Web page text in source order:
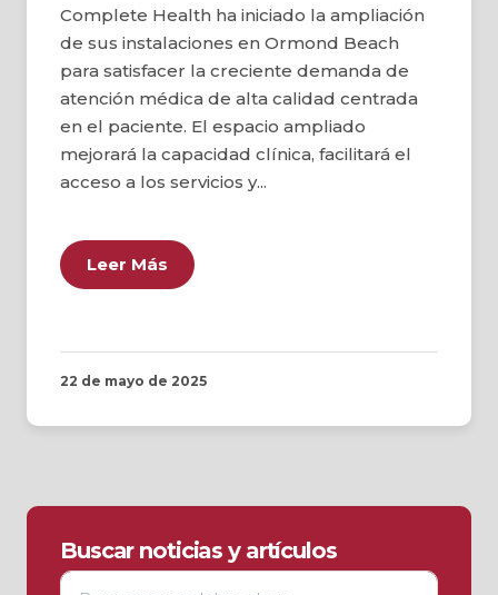
Complete Health ha iniciado la ampliación
de sus instalaciones en Ormond Beach
para satisfacer la creciente demanda de
atención médica de alta calidad centrada
en el paciente. El espacio ampliado
mejorará la capacidad clínica, facilitará el
acceso a los servicios y...
Leer Más
22 de mayo de 2025
Buscar noticias y artículos